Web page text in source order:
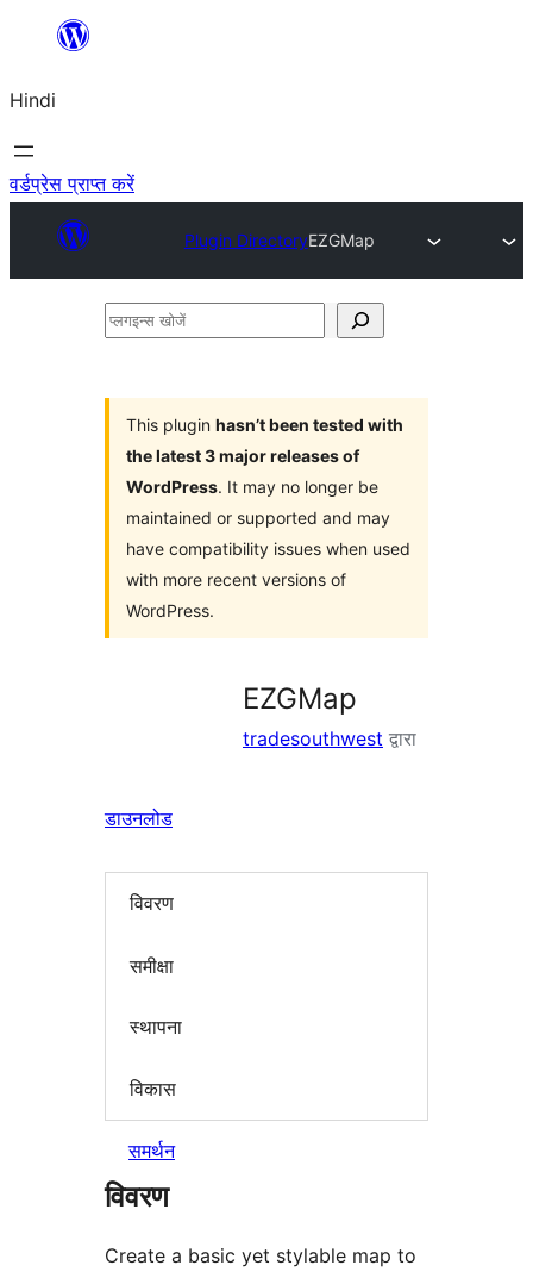
सामग्री
जाएं
Hindi
वर्डप्रेस प्राप्त करें
Plugin DirectoryEZGMap
प्लगइन्स
This plugin hasn’t been tested with
the latest 3 major releases of
WordPress. It may no longer be
maintained or supported and may
have compatibility issues when used
with more recent versions of
WordPress.
EZGMap
tradesouthwest द्वारा
डाउनलोड
विवरण
समीक्षा
स्थापना
विकास
समर्थन
विवरण
Create a basic yet stylable map to